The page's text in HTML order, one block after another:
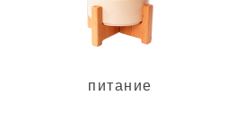
питание